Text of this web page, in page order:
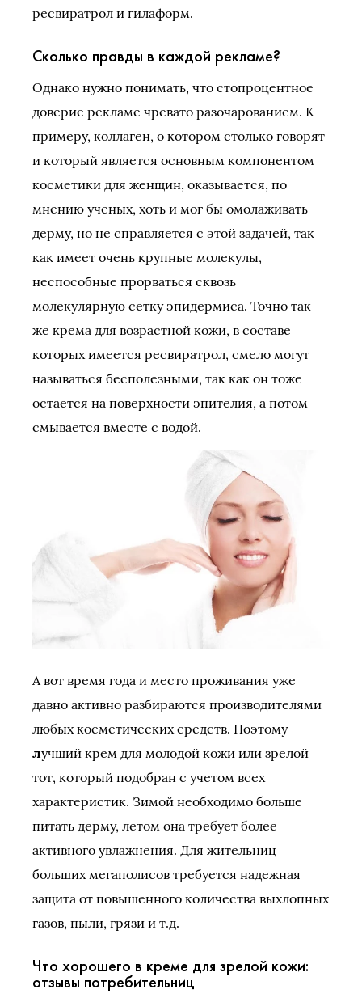
ресвиратрол и гилаформ.
Сколько правды в каждой рекламе?
Однако нужно понимать, что стопроцентное
доверие рекламе чревато разочарованием. К
примеру, коллаген, о котором столько говорят
и который является основным компонентом
косметики для женщин, оказывается, по
мнению ученых, хоть и мог бы омолаживать
дерму, но не справляется с этой задачей, так
как имеет очень крупные молекулы,
неспособные прорваться сквозь
молекулярную сетку эпидермиса. Точно так
же крема для возрастной кожи, в составе
которых имеется ресвиратрол, смело могут
называться бесполезными, так как он тоже
остается на поверхности эпителия, а потом
смывается вместе с водой.
А вот время года и место проживания уже
давно активно разбираются производителями
любых косметических средств. Поэтому
лучший крем для молодой кожи или зрелой
тот, который подобран с учетом всех
характеристик. Зимой необходимо больше
питать дерму, летом она требует более
активного увлажнения. Для жительниц
больших мегаполисов требуется надежная
защита от повышенного количества выхлопных
газов, пыли, грязи и т.д.
Что хорошего в креме для зрелой кожи:
отзывы потребительниц